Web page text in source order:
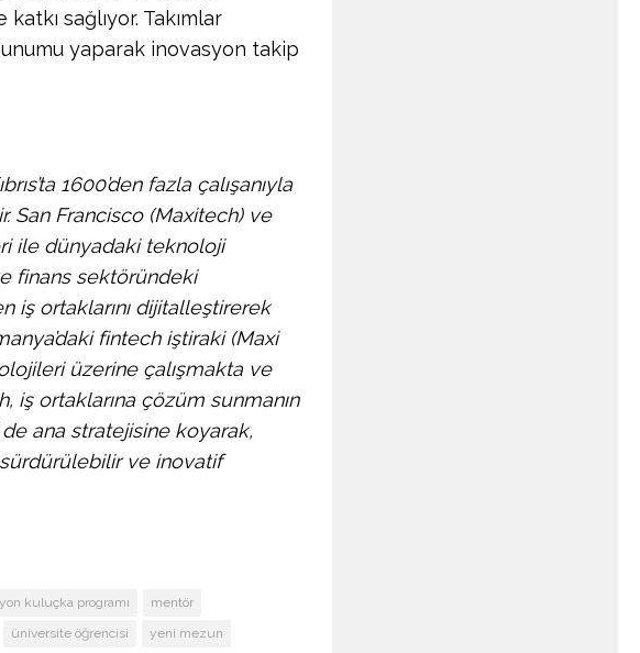
sağlıyor. Takımlar
yaparak inovasyon takip
1600’den fazla çalışanıyla
San Francisco (Maxitech) ve
ile dünyadaki teknoloji
finans sektöründeki
iş ortaklarını dijitalleştirerek
fintech iştiraki (Maxi
üzerine çalışmakta ve
ortaklarına çözüm sunmanın
ana stratejisine koyarak,
sürdürülebilir ve inovatif
kuluçka programı
mentör
üniversite öğrencisi
yeni mezun